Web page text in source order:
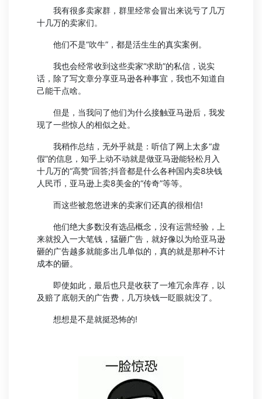
我有很多卖家群，群里经常会冒出来说亏了几万
十几万的卖家们。
他们不是“吹牛”，都是活生生的真实案例。
我也会经常收到这些卖家“求助”的私信，说实
话，除了写文章分享亚马逊各种事宜，我也不知道自
己能干点啥。
但是，当我问了他们为什么接触亚马逊后，我发
现了一些惊人的相似之处。
我稍作总结，无外乎就是：听信了网上太多“虚
假”的信息，知乎上动不动就是做亚马逊能轻松月入
十几万的“高赞”回答;抖音都是什么各种国内卖8块钱
人民币，亚马逊上卖8美金的“传奇”等等。
而这些被忽悠进来的卖家们还真的很相信!
他们绝大多数没有选品概念，没有运营经验，上
来就投入一大笔钱，猛砸广告，就好像以为给亚马逊
砸的广告越多就能多出几单似的，真的就是那种不计
成本的砸。
即使如此，最后也只是收获了一堆冗余库存，以
及赔了底朝天的广告费，几万块钱一眨眼就没了。
想想是不是就挺恐怖的!